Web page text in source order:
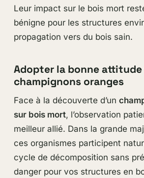
Leur impact sur le bois mort
bénigne pour les structures
propagation vers du bois sain.
Adopter la bonne
champignons oranges
Face à la découverte d’un
sur bois mort, l’observation
meilleur allié. Dans la grande
ces organismes participent
cycle de décomposition sans
danger pour vos structures en